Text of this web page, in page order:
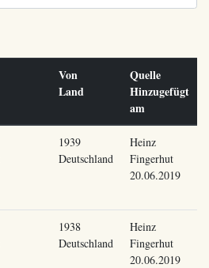
Von
Land
Quelle
Hinzugefügt
am
1939
Deutschland
Heinz
Fingerhut
20.06.2019
1938
Deutschland
Heinz
Fingerhut
20.06.2019